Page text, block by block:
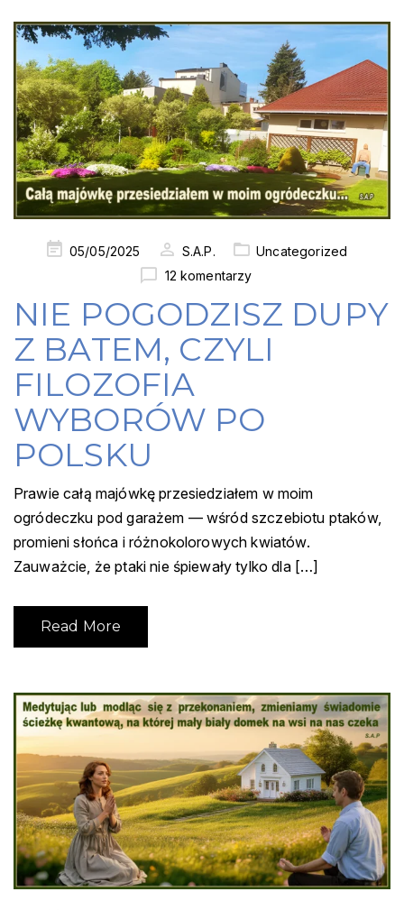
Posted05/05/2025 S.A.P.
Uncategorized
12 komentarzy
NIE POGODZISZ DUPY
Z BATEM, CZYLI
FILOZOFIA
WYBORÓW PO
POLSKU
Prawie całą majówkę przesiedziałem w moim
ogródeczku pod garażem — wśród szczebiotu ptaków,
promieni słońca i różnokolorowych kwiatów.
Zauważcie, że ptaki nie śpiewały tylko dla […]
Read More